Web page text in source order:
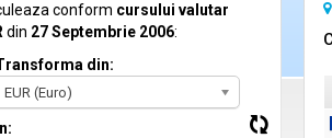
conform cursului valutar
din 27 Septembrie 2006:
din:
EUR (Euro)